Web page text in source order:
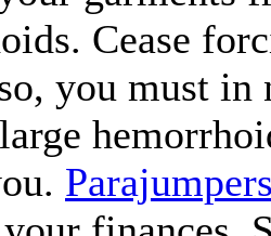
Cease
you must